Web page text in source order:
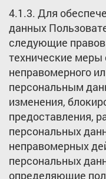
4.1.3. Для
данных
следующие
технические меры
неправомерного
персональным
изменения,
предоставления,
персональных
неправомерных
персональных
определяющие